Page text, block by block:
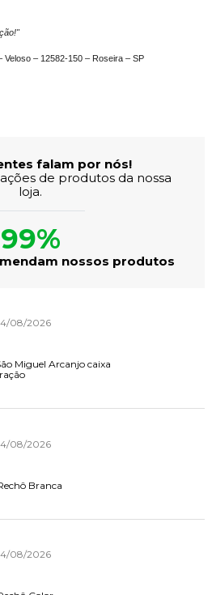
– 12582-150 – Roseira – SP
falam por nós!
de produtos da nossa
loja.
99%
nossos produtos
08/2026
Miguel Arcanjo caixa
08/2026
Branca
08/2026